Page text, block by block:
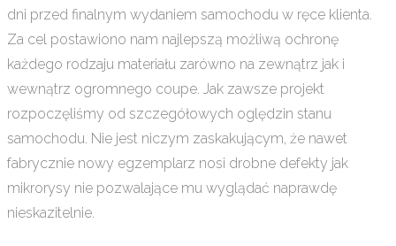
dni przed finalnym wydaniem samochodu w ręce klienta.
Za cel postawiono nam najlepszą możliwą ochronę
każdego rodzaju materiału zarówno na zewnątrz jak i
wewnątrz ogromnego coupe. Jak zawsze projekt
rozpoczęliśmy od szczegółowych oględzin stanu
samochodu. Nie jest niczym zaskakującym, że nawet
fabrycznie nowy egzemplarz nosi drobne defekty jak
mikrorysy nie pozwalające mu wyglądać naprawdę
nieskazitelnie.